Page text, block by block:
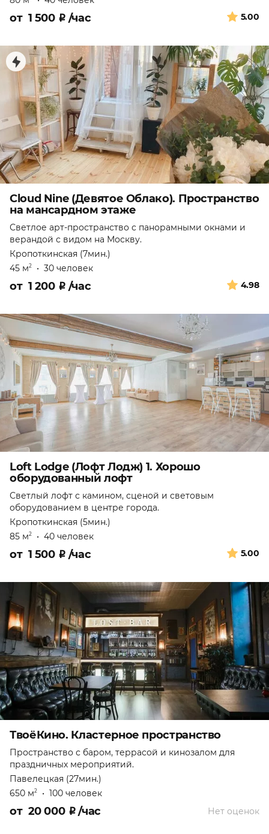
5.00
от 1 500 ₽ /час
Cloud Nine (Девятое Облако). Пространство
на мансардном этаже
Светлое арт-пространство с панорамными окнами и
верандой с видом на Москву.
Кропоткинская (7мин.)
45 м2 • 30 человек
4.98
от 1 200 ₽ /час
Loft Lodge (Лофт Лодж) 1. Хорошо
оборудованный лофт
Светлый лофт с камином, сценой и световым
оборудованием в центре города.
Кропоткинская (5мин.)
85 м2 • 40 человек
5.00
от 1 500 ₽ /час
ТвоёКино. Кластерное пространство
Пространство с баром, террасой и кинозалом для
праздничных мероприятий.
Павелецкая (27мин.)
650 м2 • 100 человек
Нет оценок
от 20 000 ₽/час